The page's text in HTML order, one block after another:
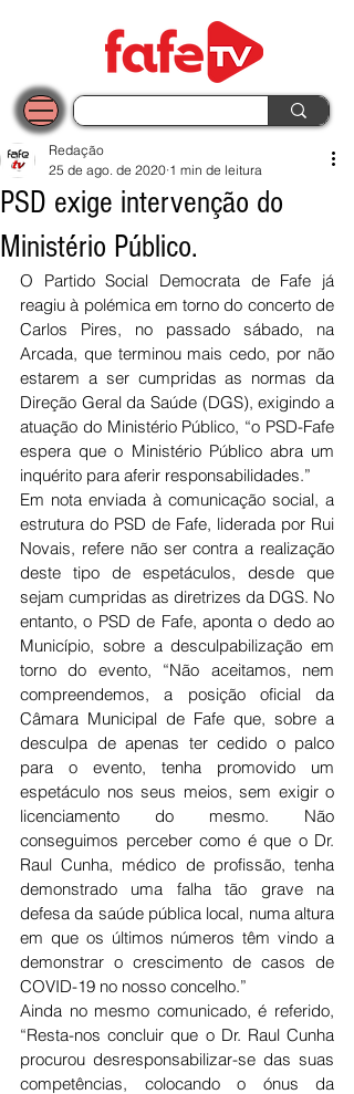
PSD exige intervenção do
Ministério Público.
Redação
25 de ago. de 2020 1 min de leitura
O Partido Social Democrata de Fafe já
reagiu à polémica em torno do concerto de
Carlos Pires, no passado sábado, na
Arcada, que terminou mais cedo, por não
estarem a ser cumpridas as normas da
Direção Geral da Saúde (DGS), exigindo a
atuação do Ministério Público, “o PSD-Fafe
espera que o Ministério Público abra um
inquérito para aferir responsabilidades.”
Em nota enviada à comunicação social, a
estrutura do PSD de Fafe, liderada por Rui
Novais, refere não ser contra a realização
deste tipo de espetáculos, desde que
sejam cumpridas as diretrizes da DGS. No
entanto, o PSD de Fafe, aponta o dedo ao
Município, sobre a desculpabilização em
torno do evento, “Não aceitamos, nem
compreendemos, a posição oficial da
Câmara Municipal de Fafe que, sobre a
desculpa de apenas ter cedido o palco
para o evento, tenha promovido um
espetáculo nos seus meios, sem exigir o
licenciamento do mesmo. Não
conseguimos perceber como é que o Dr.
Raul Cunha, médico de profissão, tenha
demonstrado uma falha tão grave na
defesa da saúde pública local, numa altura
em que os últimos números têm vindo a
demonstrar o crescimento de casos de
COVID-19 no nosso concelho.”
Ainda no mesmo comunicado, é referido,
“Resta-nos concluir que o Dr. Raul Cunha
procurou desresponsabilizar-se das suas
competências, colocando o ónus da